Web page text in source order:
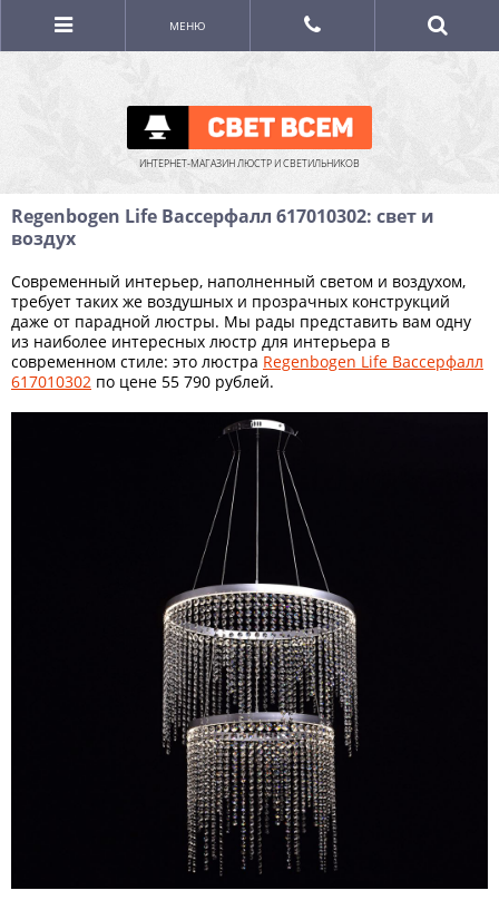
ИНТЕРНЕТ-МАГАЗИН ЛЮСТР И СВЕТИЛЬНИКОВ
МЕНЮ
Regenbogen Life Вассерфалл 617010302: свет и
воздух
Современный интерьер, наполненный светом и воздухом,
требует таких же воздушных и прозрачных конструкций
даже от парадной люстры. Мы рады представить вам одну
из наиболее интересных люстр для интерьера в
современном стиле: это люстра Regenbogen Life Вассерфалл
617010302 по цене 55 790 рублей.